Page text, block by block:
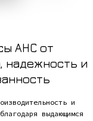
АНС от
надежность и
и
выдающимся